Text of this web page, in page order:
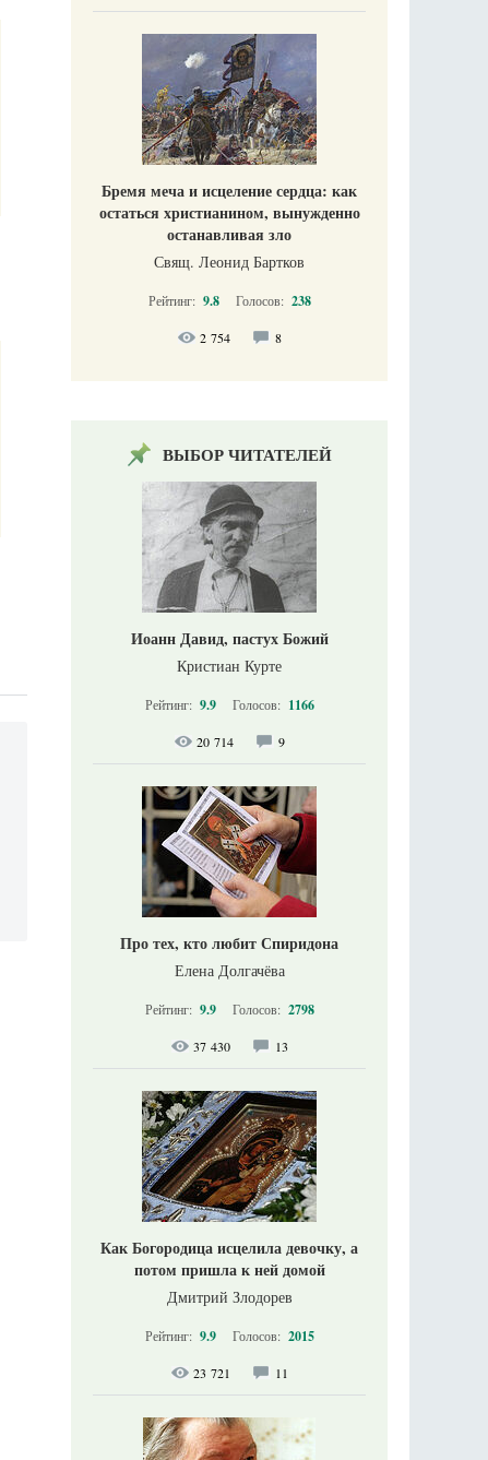
Бремя меча и исцеление сердца: как
остаться христианином, вынужденно
останавливая зло
Свящ. Леонид Бартков
Рейтинг: 9.8 Голосов: 238
2 754 8
ВЫБОР ЧИТАТЕЛЕЙ
Иоанн Давид, пастух Божий
Кристиан Курте
Рейтинг: 9.9 Голосов: 1166
20 714 9
Про тех, кто любит Спиридона
Елена Долгачёва
Рейтинг: 9.9 Голосов: 2798
37 430 13
Как Богородица исцелила девочку, а
потом пришла к ней домой
Дмитрий Злодорев
Рейтинг: 9.9 Голосов: 2015
23 721 11